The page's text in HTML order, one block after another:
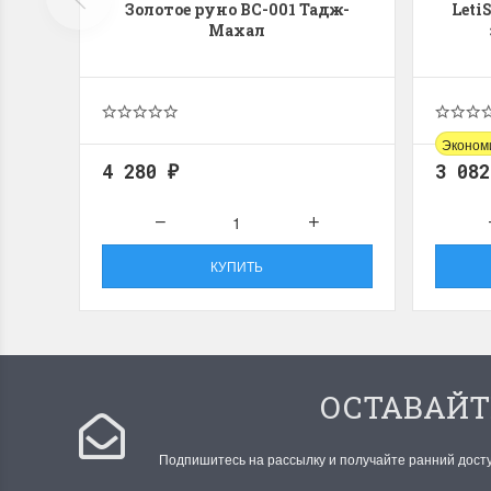
Золотое руно ВС-001 Тадж-
Махал
4 280 ₽
КУПИТЬ
3 082
Подпишитесь на рассылку и получайте ранний